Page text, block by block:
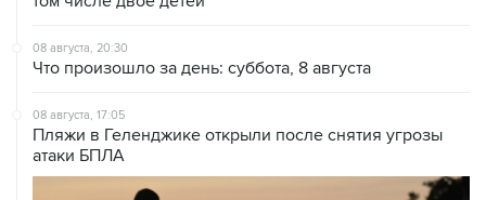
08 августа, 20:30
Что произошло за день: суббота, 8 августа
08 августа, 17:05
Пляжи в Геленджике открыли после снятия угрозы
атаки БПЛА